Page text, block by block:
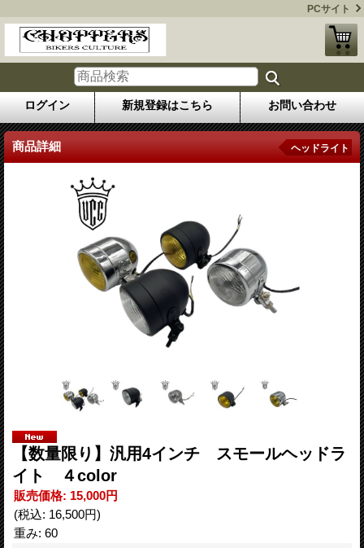
PCサイト
ログイン 新規登録はこちら お問い合わせ
商品詳細 ヘッドライト
【数量限り】汎用4インチ スモールヘッドラ
イト ４color
販売価格: 15,000円
(税込: 16,500円)
重み: 60